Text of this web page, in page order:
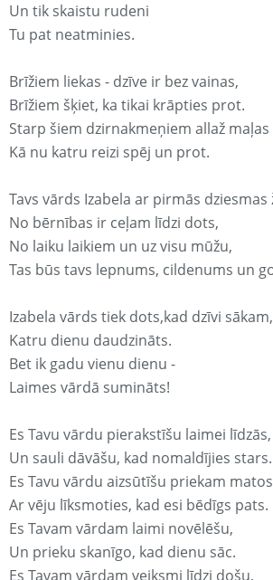
Un tik skaistu rudeni
Tu pat neatminies.
Brīžiem liekas - dzīve ir bez vainas,
Brīžiem šķiet, ka tikai krāpties prot.
Starp šiem dzirnakmeņiem allaž maļas
Kā nu katru reizi spēj un prot.
Tavs vārds Izabela ar pirmās dziesmas
No bērnības ir ceļam līdzi dots,
No laiku laikiem un uz visu mūžu,
Tas būs tavs lepnums, cildenums un
Izabela vārds tiek dots,kad dzīvi sākam,
Katru dienu daudzināts.
Bet ik gadu vienu dienu -
Laimes vārdā sumināts!
Es Tavu vārdu pierakstīšu laimei līdzās,
Un sauli dāvāšu, kad nomaldījies stars.
Es Tavu vārdu aizsūtīšu priekam
Ar vēju līksmoties, kad esi bēdīgs pats.
Es Tavam vārdam laimi novēlēšu,
Un prieku skanīgo, kad dienu sāc.
Es Tavam vārdam veiksmi līdzi došu,